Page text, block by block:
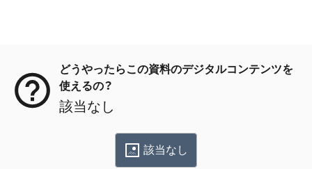
どうやったらこの資料のデジタルコンテンツを
使えるの？
該当なし
該当なし